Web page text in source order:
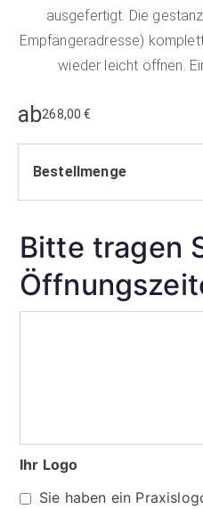
ausgefertigt. Die
Empfängeradresse)
wieder leicht öffnen.
ab268,00€
Bestellmenge
Bitte tragen
Praxisdaten/
Öffnungszeiten
ein
Ihr Logo
Sie haben ein